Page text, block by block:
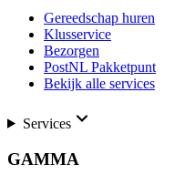
Gereedschap huren
Klusservice
Bezorgen
PostNL Pakketpunt
Bekijk alle services
Services
GAMMA